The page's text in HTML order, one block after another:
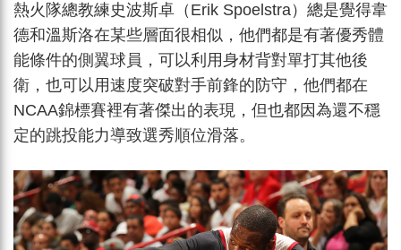
熱火隊總教練史波斯卓（Erik Spoelstra）總是覺得韋
德和溫斯洛在某些層面很相似，他們都是有著優秀體
能條件的側翼球員，可以利用身材背對單打其他後
衛，也可以用速度突破對手前鋒的防守，他們都在
NCAA錦標賽裡有著傑出的表現，但也都因為還不穩
定的跳投能力導致選秀順位滑落。